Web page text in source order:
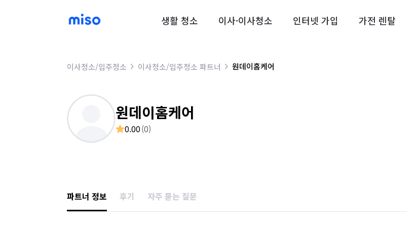
생활 청소 이사·이사청소 인터넷 가입 가전 렌탈
이사청소/입주청소 이사청소/입주청소 파트너 원데이홈케어
원데이홈케어
0.00(0)
파트너 정보 후기 자주 묻는 질문